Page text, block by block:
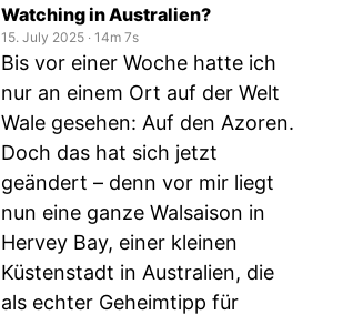
Watching in Australien?
15. July 2025 ‧ 14m 7s
Bis vor einer Woche hatte ich
nur an einem Ort auf der Welt
Wale gesehen: Auf den Azoren.
Doch das hat sich jetzt
geändert – denn vor mir liegt
nun eine ganze Walsaison in
Hervey Bay, einer kleinen
Küstenstadt in Australien, die
als echter Geheimtipp für